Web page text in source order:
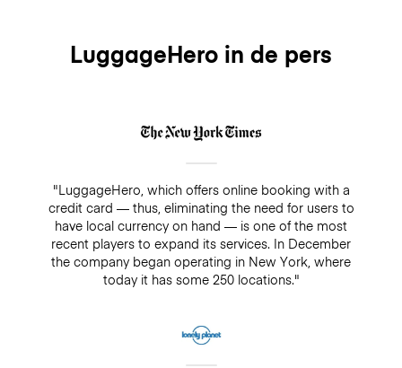
LuggageHero in de pers
"LuggageHero, which offers online booking with a
credit card — thus, eliminating the need for users to
have local currency on hand — is one of the most
recent players to expand its services. In December
the company began operating in New York, where
today it has some 250 locations."